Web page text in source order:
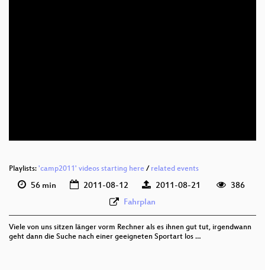
Playlists: 'camp2011' videos starting here / related events
56 min 2011-08-12 2011-08-21
386
Fahrplan
Viele von uns sitzen länger vorm Rechner als es ihnen gut tut, irgendwann
geht dann die Suche nach einer geeigneten Sportart los …